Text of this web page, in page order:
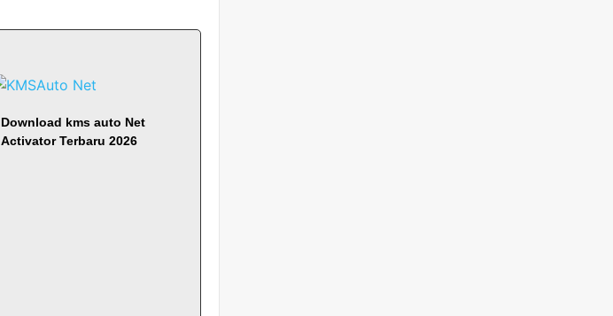
Download kms auto Net
Activator Terbaru 2026